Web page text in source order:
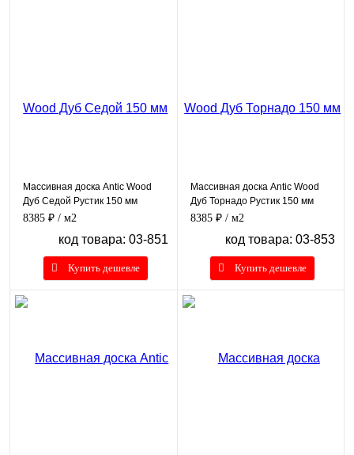
Массивная доска Antic Wood
Дуб Седой Рустик 150 мм
8385 ₽ / м2
код товара: 03-851
Купить дешевле
Массивная доска Antic Wood
Дуб Торнадо Рустик 150 мм
8385 ₽ / м2
код товара: 03-853
Купить дешевле